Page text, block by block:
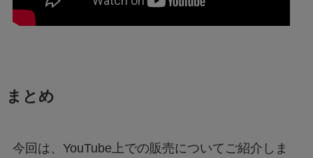
まとめ
今回は、YouTube上での販売についてご紹介しま